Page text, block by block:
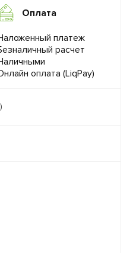
Оплата
платеж
расчет
оплата (LiqPay)